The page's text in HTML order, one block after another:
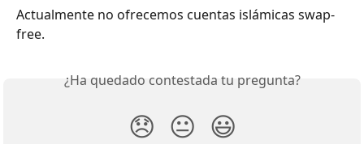
Actualmente no ofrecemos cuentas islámicas swap-
free.
¿Ha quedado contestada tu pregunta?
😞 😐 😃